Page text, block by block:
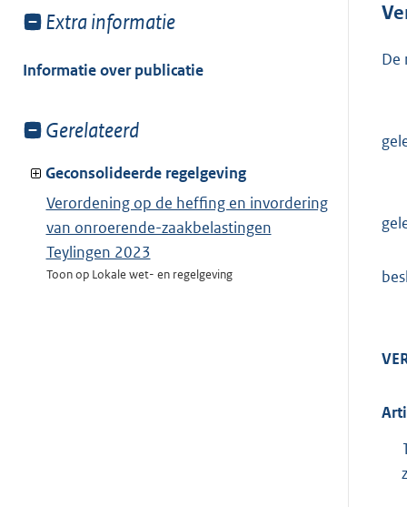
Toon
van:
Extra informatie
Informatie over publicatie
Toon
van:
Gerelateerd
Geconsolideerde regelgeving
Verordening op de heffing en invordering
van onroerende-zaakbelastingen
Teylingen 2023
Toon op Lokale wet- en regelgeving
De